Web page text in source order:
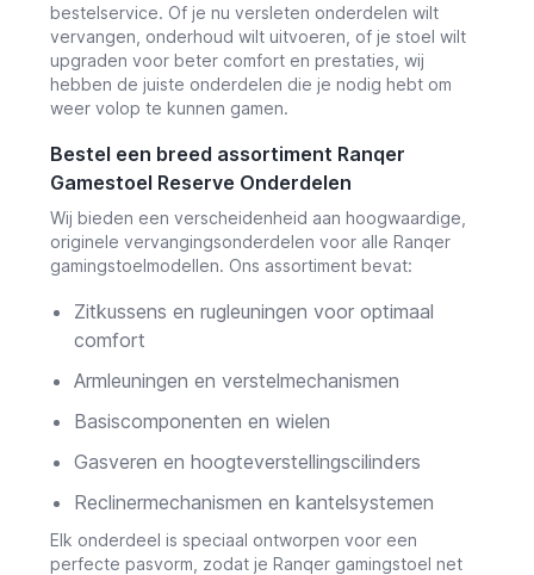
bestelservice. Of je nu versleten onderdelen wilt
vervangen, onderhoud wilt uitvoeren, of je stoel wilt
upgraden voor beter comfort en prestaties, wij
hebben de juiste onderdelen die je nodig hebt om
weer volop te kunnen gamen.
Bestel een breed assortiment Ranqer
Gamestoel Reserve Onderdelen
Wij bieden een verscheidenheid aan hoogwaardige,
originele vervangingsonderdelen voor alle Ranqer
gamingstoelmodellen. Ons assortiment bevat:
Zitkussens en rugleuningen voor optimaal
comfort
Armleuningen en verstelmechanismen
Basiscomponenten en wielen
Gasveren en hoogteverstellingscilinders
Reclinermechanismen en kantelsystemen
Elk onderdeel is speciaal ontworpen voor een
perfecte pasvorm, zodat je Ranqer gamingstoel net